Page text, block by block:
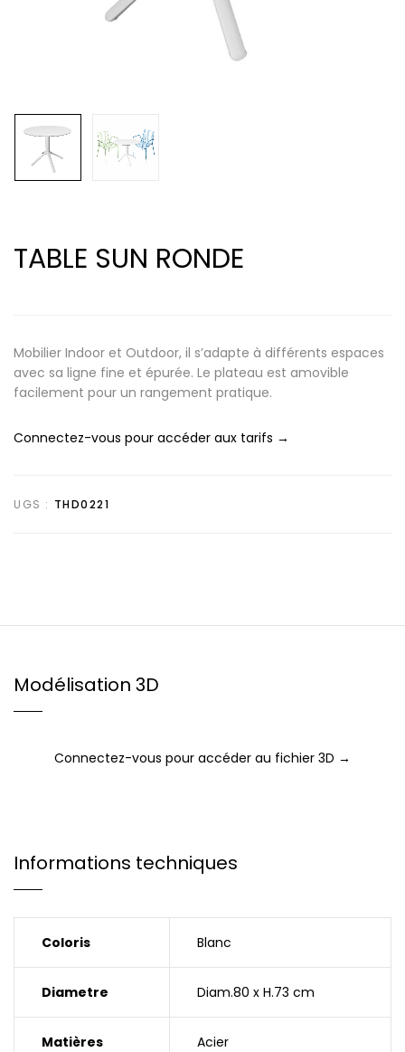
TABLE SUN RONDE
Mobilier Indoor et Outdoor, il s’adapte à différents espaces
avec sa ligne fine et épurée. Le plateau est amovible
facilement pour un rangement pratique.
Connectez-vous pour accéder aux tarifs →
UGS : THD0221
Modélisation 3D
Connectez-vous pour accéder au fichier 3D →
Informations techniques
Coloris Blanc
Diametre Diam.80 x H.73 cm
Matières Acier